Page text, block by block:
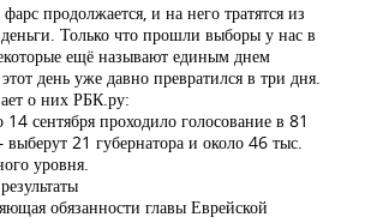
продолжается, и на него тратятся из
Только что прошли выборы у нас в
ещё называют единым днем
день уже давно превратился в три дня.
о них РБК.ру:
сентября проходило голосование в 81
21 губернатора и около 46 тыс.
уровня.
обязанности главы Еврейской